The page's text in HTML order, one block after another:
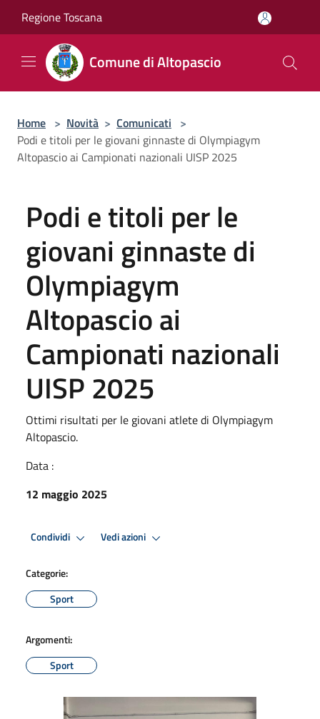
Regione Toscana
Comune di Altopascio
Home > Novità > Comunicati >
Podi e titoli per le giovani ginnaste di Olympiagym
Altopascio ai Campionati nazionali UISP 2025
Podi e titoli per le
giovani ginnaste di
Olympiagym
Altopascio ai
Campionati nazionali
UISP 2025
Ottimi risultati per le giovani atlete di Olympiagym
Altopascio.
Data :
12 maggio 2025
Condividi Vedi azioni
Categorie:
Sport
Argomenti:
Sport